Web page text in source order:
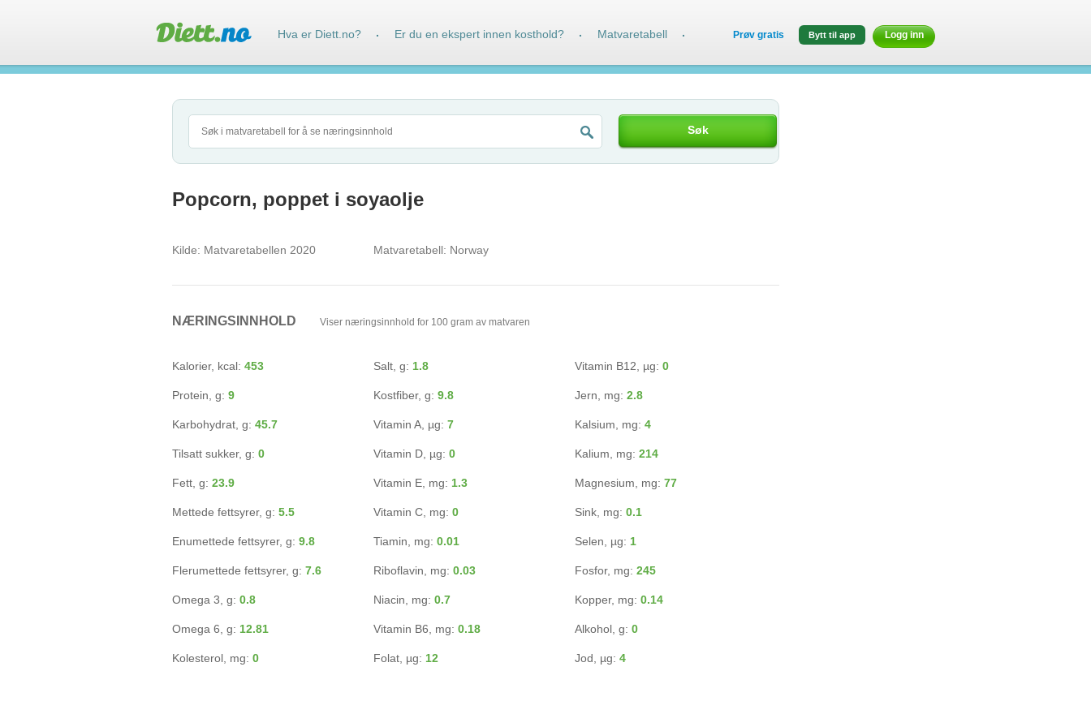
Søk
Popcorn, poppet i soyaolje
Kilde: Matvaretabellen 2020 Matvaretabell: Norway
NÆRINGSINNHOLD Viser næringsinnhold for 100 gram av matvaren
Kalorier, kcal: 453
Protein, g: 9
Karbohydrat, g: 45.7
Tilsatt sukker, g: 0
Fett, g: 23.9
Mettede fettsyrer, g: 5.5
Enumettede fettsyrer, g: 9.8
Flerumettede fettsyrer, g: 7.6
Omega 3, g: 0.8
Omega 6, g: 12.81
Kolesterol, mg: 0
Salt, g: 1.8
Kostfiber, g: 9.8
Vitamin A, µg: 7
Vitamin D, µg: 0
Vitamin E, mg: 1.3
Vitamin C, mg: 0
Tiamin, mg: 0.01
Riboflavin, mg: 0.03
Niacin, mg: 0.7
Vitamin B6, mg: 0.18
Folat, µg: 12
Vitamin B12, µg: 0
Jern, mg: 2.8
Kalsium, mg: 4
Kalium, mg: 214
Magnesium, mg: 77
Sink, mg: 0.1
Selen, µg: 1
Fosfor, mg: 245
Kopper, mg: 0.14
Alkohol, g: 0
Jod, µg: 4
Hva er Diett.no? · Er du en ekspert innen kosthold? · Matvaretabell · Prøv gratis Bytt til app Logg inn